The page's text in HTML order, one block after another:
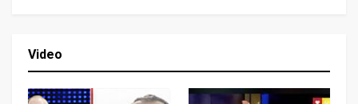
Video